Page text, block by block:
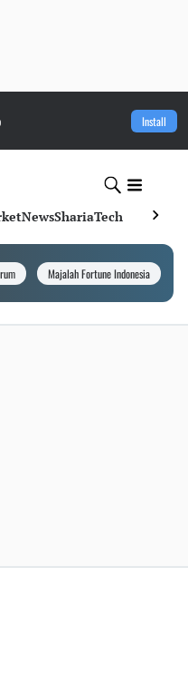
Install
NewsShariaTech
Majalah Fortune Indonesia